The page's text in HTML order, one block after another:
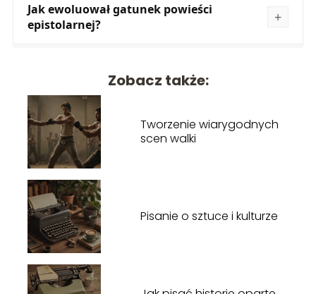
Jak ewoluował gatunek powieści
epistolarnej?
Zobacz także:
Tworzenie wiarygodnych
scen walki
Pisanie o sztuce i kulturze